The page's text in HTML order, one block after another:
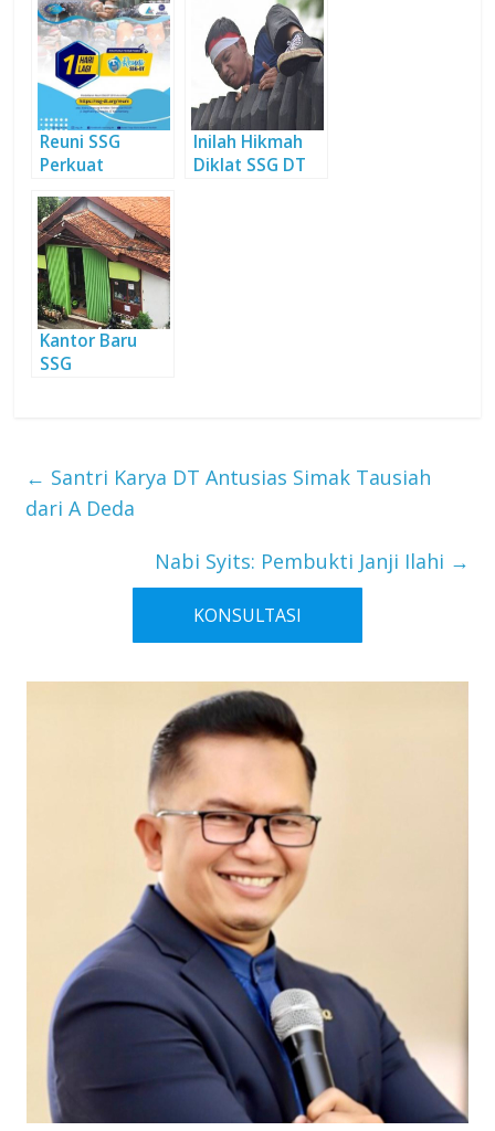
Wujudkan
Wakaf Preneur
untuk Umat
Reuni SSG
Perkuat
Ramaikan Milad
DT
Inilah Hikmah
Diklat SSG DT
Kantor Baru
SSG
← Santri Karya DT Antusias Simak Tausiah
dari A Deda
Nabi Syits: Pembukti Janji Ilahi →
KONSULTASI